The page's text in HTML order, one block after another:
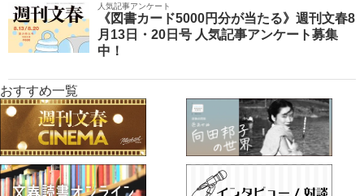
人気記事アンケート
《図書カード5000円分が当たる》週刊文春8
月13日・20日号 人気記事アンケート募集
中！
おすすめ一覧